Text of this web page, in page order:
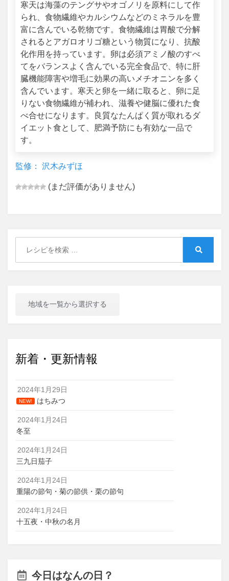
寒天は海藻のテングサやオゴノリを原料にして作
られ、食物繊維やカルシウムなどのミネラルを豊
富に含んでいる乾物です。食物繊維は胃酸で分解
されるとアガロオリゴ糖という物質になり、抗酸
化作用を持っています。卵は必須アミノ酸のすべ
てをバランスよく含んでいる完全食品で、特に肝
臓機能障害や増毛に効果の高いメチオニンを多く
含んでいます。寒天と卵を一緒に取ると、卵に足
りない食物繊維が補われ、滋養や健脳に優れた食
べ合せになります。良質なたんぱく質が取れるダ
イエット食として、肥満予防にも有効な一品で
す。
監修： 沢木みずほ
(まだ評価がありません)
地域を一覧から選択する
新着・更新情報
2024年1月29日
NEW! はちみつ
2024年1月24日
冬至
2024年1月24日
三九日茄子
2024年1月24日
重陽の節句・菊の節供・栗の節句
2024年1月24日
十五夜・中秋の名月
今日はなんの日？